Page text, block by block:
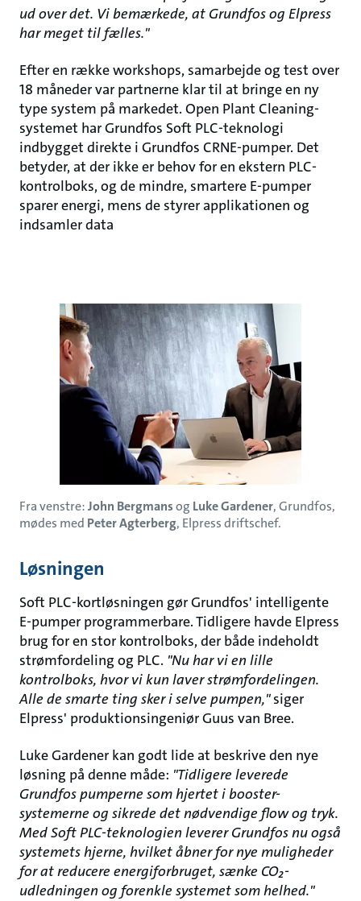
ud over det. Vi bemærkede, at Grundfos og Elpress
har meget til fælles."
Efter en række workshops, samarbejde og test over
18 måneder var partnerne klar til at bringe en ny
type system på markedet. Open Plant Cleaning-
systemet har Grundfos Soft PLC-teknologi
indbygget direkte i Grundfos CRNE-pumper. Det
betyder, at der ikke er behov for en ekstern PLC-
kontrolboks, og de mindre, smartere E-pumper
sparer energi, mens de styrer applikationen og
indsamler data
Fra venstre:John Bergmansog Luke Gardener, Grundfos,
mødes med Peter Agterberg, Elpress driftschef.
Løsningen
Soft PLC-kortløsningen gør Grundfos' intelligente
E-pumper programmerbare. Tidligere havde Elpress
brug for en stor kontrolboks, der både indeholdt
strømfordeling og PLC. "Nu har vi en lille
kontrolboks, hvor vi kun laver strømfordelingen.
Alle de smarte ting sker i selve pumpen,"siger
Elpress' produktionsingeniør Guus van Bree.
Luke Gardener kan godt lide at beskrive den nye
løsning på denne måde: "Tidligere leverede
Grundfos pumperne som hjertet i booster-
systemerne og sikrede det nødvendige flow og tryk.
Med Soft PLC-teknologien leverer Grundfos nu også
systemets hjerne, hvilket åbner for nye muligheder
for at reducere energiforbruget, sænke CO₂-
udledningen og forenkle systemet som helhed."